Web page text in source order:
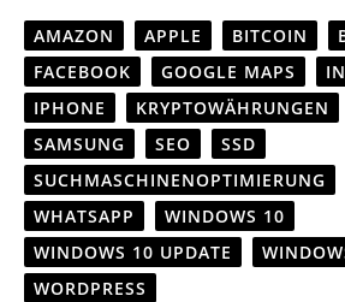
AMAZON APPLE BITCOIN
FACEBOOK
GOOGLE MAPS
IPHONE
KRYPTOWÄHRUNGEN
SAMSUNG
SEO
SSD
SUCHMASCHINENOPTIMIERUNG
WHATSAPP
WINDOWS 10
WINDOWS 10 UPDATE
WORDPRESS